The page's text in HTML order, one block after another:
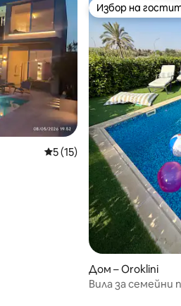
гостите
Средна оценка: 5 от 5, 15
5 (15)
Избор на
Избор на
Дом – Oroklini
Вила за семейни